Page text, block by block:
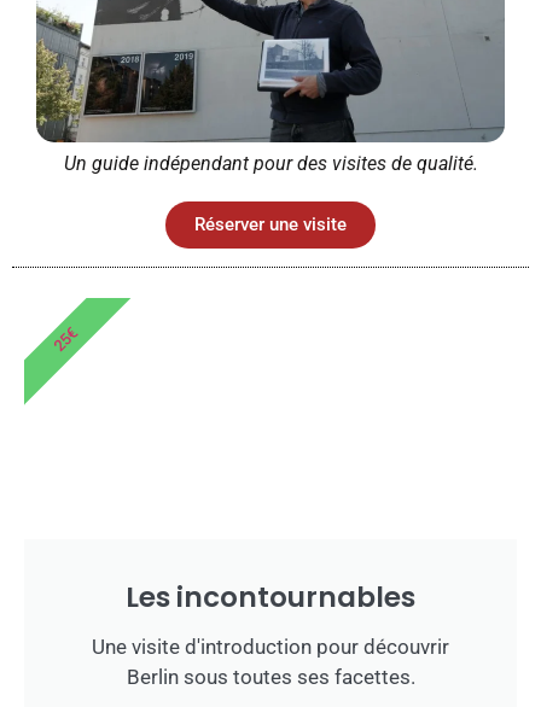
Un guide indépendant pour des visites de qualité.
Réserver une visite
Les incontournables
Une visite d'introduction pour découvrir
Berlin sous toutes ses facettes.
25€